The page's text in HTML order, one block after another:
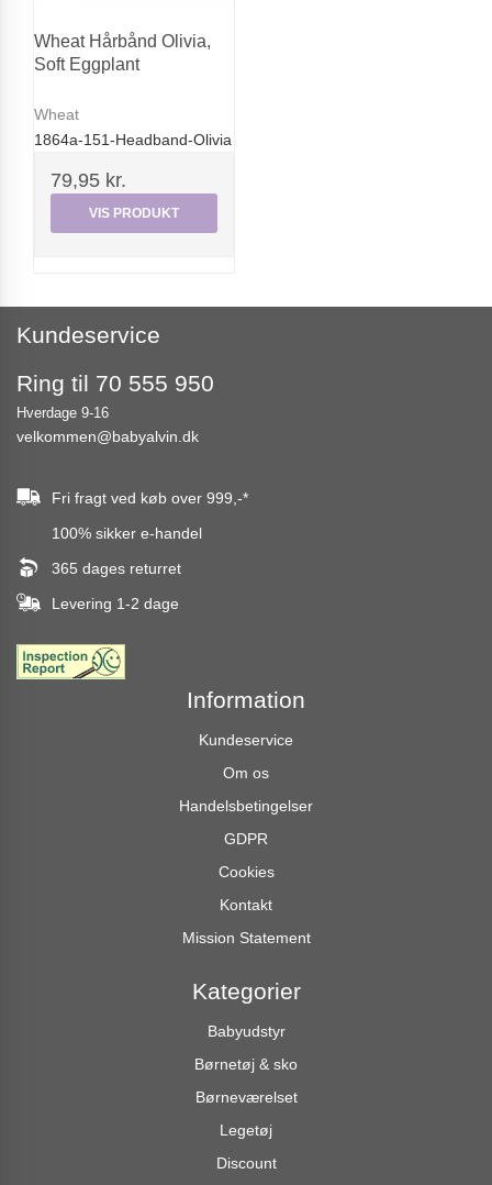
Wheat Hårbånd Olivia,
Soft Eggplant
Wheat
1864a-151-Headband-Olivia
79,95 kr.
VIS PRODUKT
Kundeservice
Ring til 70 555 950
Hverdage 9-16
velkommen@babyalvin.dk
Fri fragt ved køb over 999,-*
100% sikker e-handel
365 dages returret
Levering 1-2 dage
Information
Kundeservice
Om os
Handelsbetingelser
GDPR
Cookies
Kontakt
Mission Statement
Kategorier
Babyudstyr
Børnetøj & sko
Børneværelset
Legetøj
Discount